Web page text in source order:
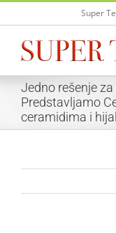
Skip
Super
Jedno rešenje
Predstavljamo
ceramidima i